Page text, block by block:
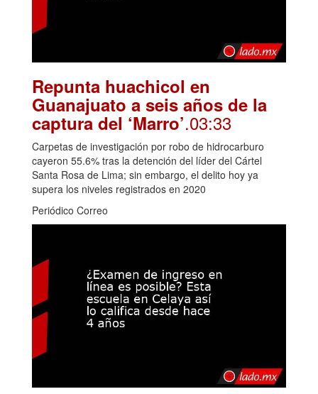
Repunta huachicol en
Guanajuato a seis años de la
captura del ‘Marro’.03:33
Carpetas de investigación por robo de hidrocarburo
cayeron 55.6% tras la detención del líder del Cártel
Santa Rosa de Lima; sin embargo, el delito hoy ya
supera los niveles registrados en 2020
Periódico Correo